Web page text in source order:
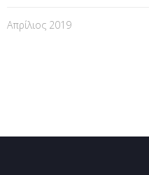
Απρίλιος 2019